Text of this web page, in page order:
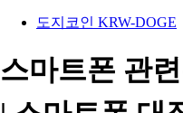
도지코인 KRW-DOGE
스마트폰 관